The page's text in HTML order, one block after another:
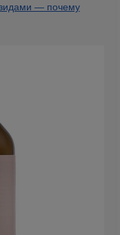
— почему